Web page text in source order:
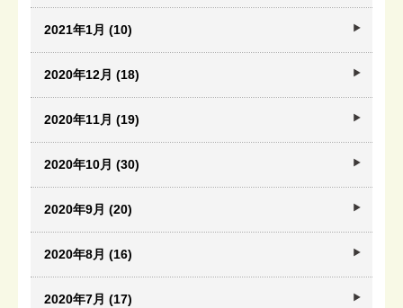
2021年1月 (10)
2020年12月 (18)
2020年11月 (19)
2020年10月 (30)
2020年9月 (20)
2020年8月 (16)
2020年7月 (17)